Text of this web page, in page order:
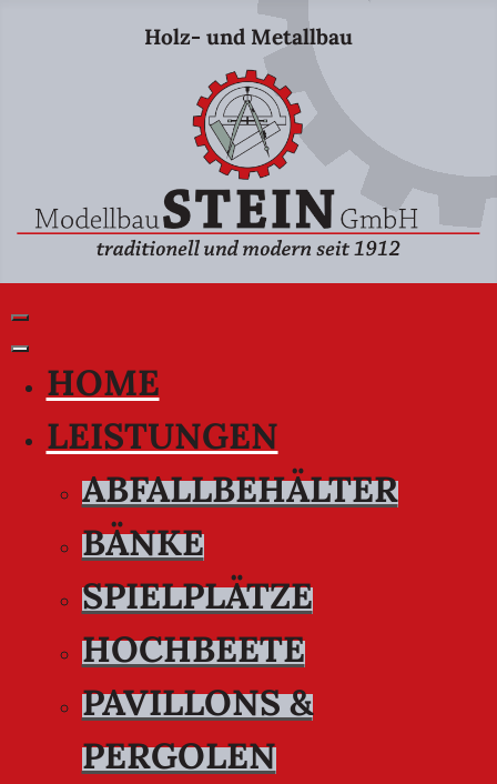
Holz- und Metallbau
HOME
LEISTUNGEN
ABFALLBEHÄLTER
BÄNKE
SPIELPLÄTZE
HOCHBEETE
PAVILLONS &
PERGOLEN